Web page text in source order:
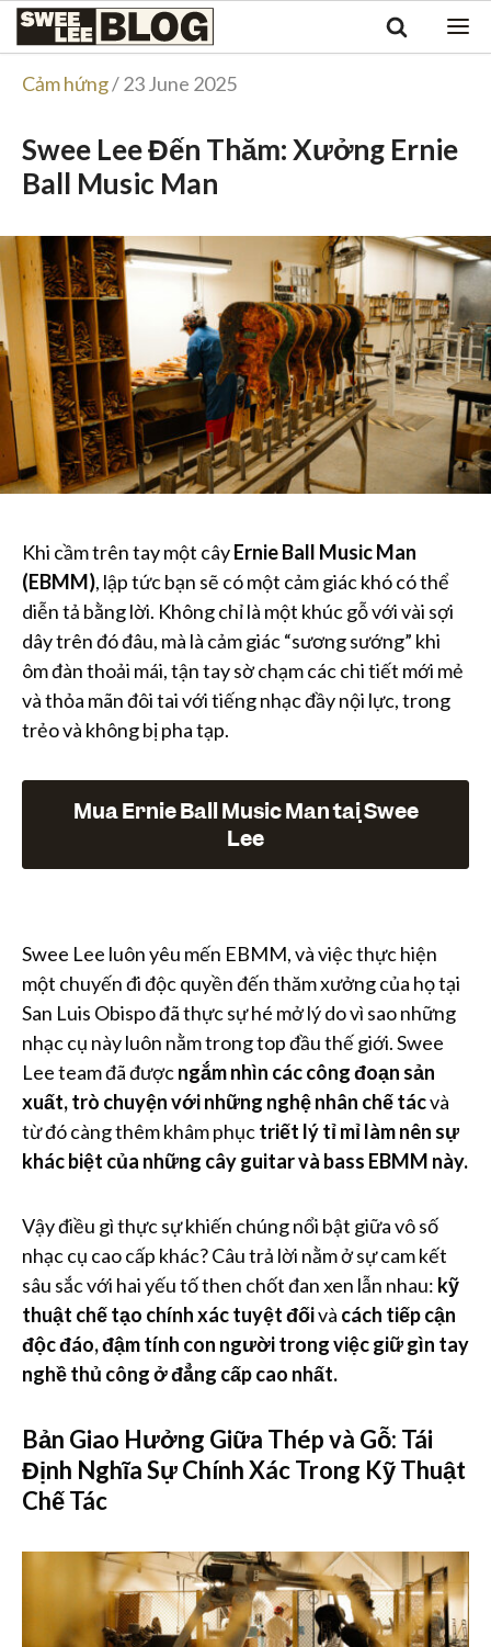
Singapore
Malaysia
Tiếng Việt
Swee
Blog
Cảm hứng/ 23 June 2025
Swee Lee Đến Thăm: Xưởng Ernie
Ball Music Man
Khi cầm trên tay một câyErnie Ball Music Man
(EBMM), lập tức bạn sẽ có một cảm giác khó có thể
diễn tả bằng lời. Không chỉ là một khúc gỗ với vài sợi
dây trên đó đâu, mà là cảm giác “sương sướng” khi
ôm đàn thoải mái, tận tay sờ chạm các chi tiết mới mẻ
và thỏa mãn đôi tai với tiếng nhạc đầy nội lực, trong
trẻo và không bị pha tạp.
Mua Ernie Ball Music Man tại Swee
Lee
Swee Lee luôn yêu mến EBMM, và việc thực hiện
một chuyến đi độc quyền đến thăm xưởng của họ tại
San Luis Obispo đã thực sự hé mở lý do vì sao những
nhạc cụ này luôn nằm trong top đầu thế giới. Swee
Lee team đã đượcngắm nhìn các công đoạn sản
xuất, trò chuyện với những nghệ nhân chế tácvà
từ đó càng thêm khâm phụctriết lý tỉ mỉ làm nên sự
khác biệt của những cây guitar và bass EBMM này.
Vậy điều gì thực sự khiến chúng nổi bật giữa vô số
nhạc cụ cao cấp khác? Câu trả lời nằm ở sự cam kết
sâu sắc với hai yếu tố then chốt đan xen lẫn nhau: kỹ
thuật chế tạo chính xác tuyệt đốivà cách tiếp cận
độc đáo, đậm tính con người trong việc giữ gìn tay
nghề thủ công ở đẳng cấp cao nhất.
Bản Giao Hưởng Giữa Thép và Gỗ: Tái
Định Nghĩa Sự Chính Xác Trong Kỹ Thuật
Chế Tác